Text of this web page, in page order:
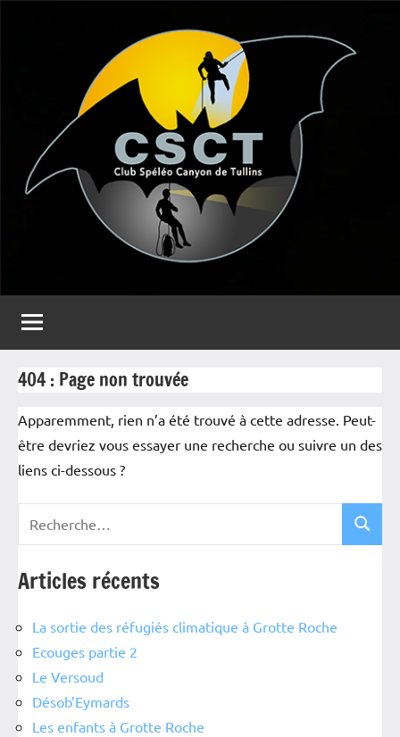
CSCT
Canyon
de
Tullins
404 : Page non trouvée
Apparemment, rien n’a été trouvé à cette adresse. Peut-
être devriez vous essayer une recherche ou suivre un des
liens ci-dessous ?
Articles récents
La sortie des réfugiés climatique à Grotte Roche
Ecouges partie 2
Le Versoud
Désob’Eymards
Les enfants à Grotte Roche